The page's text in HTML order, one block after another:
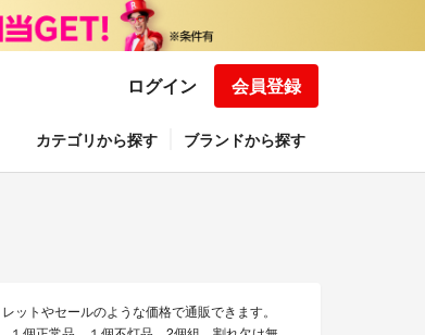
ログイン 会員登録
カテゴリから探す ブランドから探す
ットやセールのような価格で通販できます。